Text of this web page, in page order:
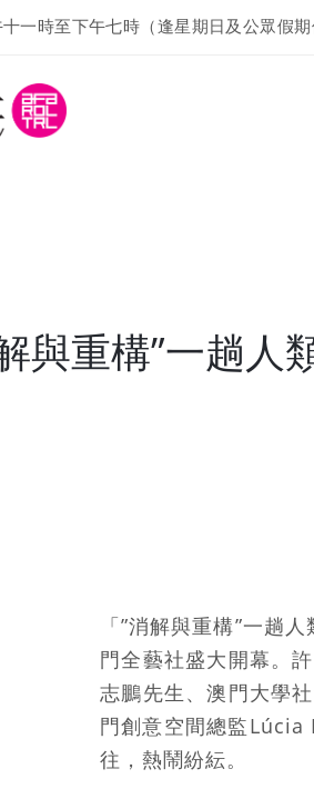
一時至下午七時（逢星期日及公眾假期
解與重構”一趟
「”消解與重構”一趟
門全藝社盛大開幕。
志鵬先生、澳門大學
門創意空間總監Lúcia
往，熱鬧紛紜。